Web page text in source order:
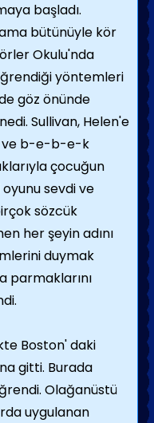
başladı.
bütünüyle kör
Okulu'nda
yöntemleri
göz önünde
Sullivan, Helen'e
ve b-e-b-e-k
çocuğun
sevdi ve
sözcük
her şeyin adını
duymak
parmaklarını
Boston' daki
gitti. Burada
Olağanüstü
uygulanan